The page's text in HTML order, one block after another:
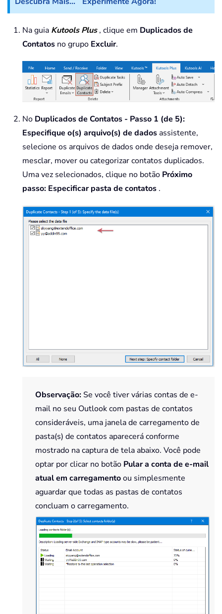
Na guia Kutools Plus , clique em Duplicados de
Contatos no grupo Excluir.
No Duplicados de Contatos - Passo 1 (de 5):
Especifique o(s) arquivo(s) de dadosassistente,
selecione os arquivos de dados onde deseja remover,
mesclar, mover ou categorizar contatos duplicados.
Uma vez selecionados, clique no botão Próximo
passo: Especificar pasta de contatos .
Observação: Se você tiver várias contas de e-
mail no seu Outlook com pastas de contatos
consideráveis, uma janela de carregamento de
pasta(s) de contatos aparecerá conforme
mostrado na captura de tela abaixo. Você pode
optar por clicar no botão Pular a conta de e-mail
atual em carregamentoou simplesmente
aguardar que todas as pastas de contatos
concluam o carregamento.